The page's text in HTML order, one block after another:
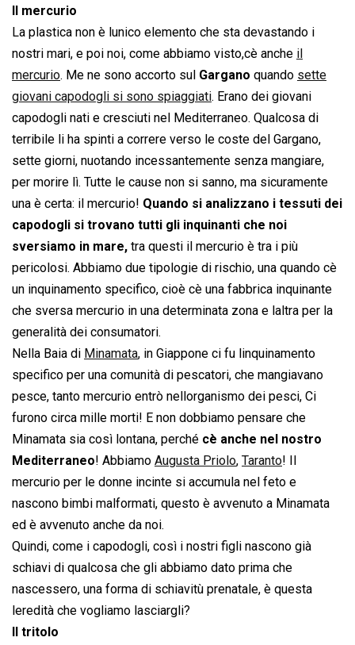
Il mercurio
La plastica non è lunico elemento che sta devastando i
nostri mari, e poi noi, come abbiamo visto,cè anche il
mercurio. Me ne sono accorto sul Gargano quando sette
giovani capodogli si sono spiaggiati. Erano dei giovani
capodogli nati e cresciuti nel Mediterraneo. Qualcosa di
terribile li ha spinti a correre verso le coste del Gargano,
sette giorni, nuotando incessantemente senza mangiare,
per morire lì. Tutte le cause non si sanno, ma sicuramente
una è certa: il mercurio! Quando si analizzano i tessuti dei
capodogli si trovano tutti gli inquinanti che noi
sversiamo in mare, tra questi il mercurio è tra i più
pericolosi. Abbiamo due tipologie di rischio, una quando cè
un inquinamento specifico, cioè cè una fabbrica inquinante
che sversa mercurio in una determinata zona e laltra per la
generalità dei consumatori.
Nella Baia di Minamata, in Giappone ci fu linquinamento
specifico per una comunità di pescatori, che mangiavano
pesce, tanto mercurio entrò nellorganismo dei pesci, Ci
furono circa mille morti! E non dobbiamo pensare che
Minamata sia così lontana, perché cè anche nel nostro
Mediterraneo! Abbiamo Augusta Priolo, Taranto! Il
mercurio per le donne incinte si accumula nel feto e
nascono bimbi malformati, questo è avvenuto a Minamata
ed è avvenuto anche da noi.
Quindi, come i capodogli, così i nostri figli nascono già
schiavi di qualcosa che gli abbiamo dato prima che
nascessero, una forma di schiavitù prenatale, è questa
leredità che vogliamo lasciargli?
Il tritolo